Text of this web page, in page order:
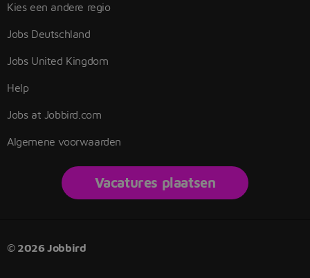
Kies een andere regio
Jobs Deutschland
Jobs United Kingdom
Help
Jobs at Jobbird.com
Algemene voorwaarden
Vacatures plaatsen
© 2026 Jobbird